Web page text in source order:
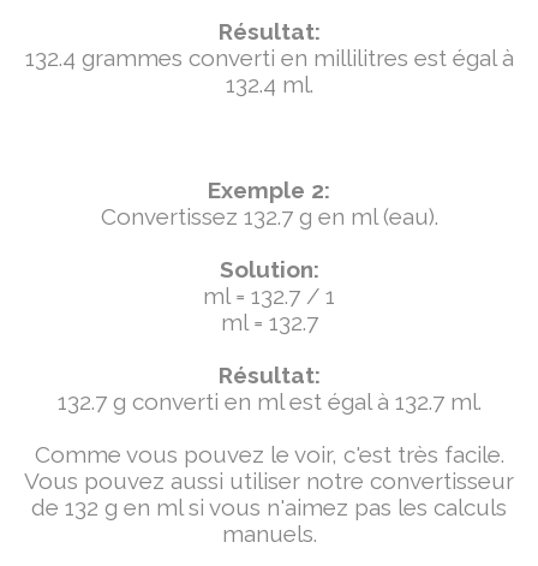
Résultat:
132.4 grammes converti en millilitres est égal à
132.4 ml.
Exemple 2:
Convertissez 132.7 g en ml (eau).
Solution:
ml = 132.7 / 1
ml = 132.7
Résultat:
132.7 g converti en ml est égal à 132.7 ml.
Comme vous pouvez le voir, c'est très facile.
Vous pouvez aussi utiliser notre convertisseur
de 132 g en ml si vous n'aimez pas les calculs
manuels.